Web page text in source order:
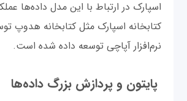
اسپارک در ارتباط با این مدل داده‌ها
کتابخانه اسپارک مثل کتابخانه هدوپ
نرم‌افزار آپاچی توسعه داده شده است.
پایتون و پردازش بزرگ داده‌ها